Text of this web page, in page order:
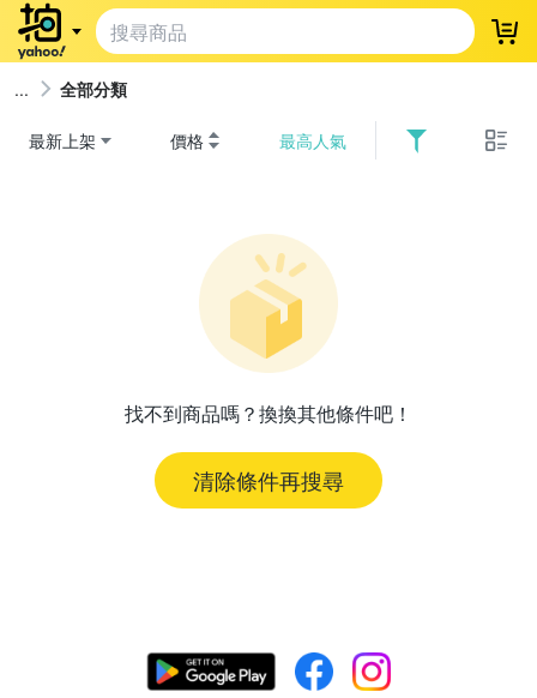
登
全部分類
最新上架 價格 最高人氣
找不到商品嗎？換換其他條件吧！
清除條件再搜尋